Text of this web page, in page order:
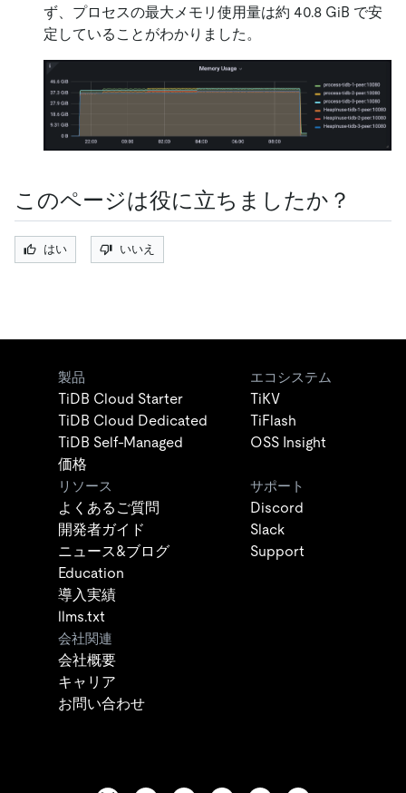
ず、プロセスの最大メモリ使用量は約 40.8 GiB で安
定していることがわかりました。
このページは役に立ちましたか？
はい いいえ
製品
TiDB Cloud Starter
TiDB Cloud Dedicated
TiDB Self-Managed
価格
エコシステム
TiKV
TiFlash
OSS Insight
リソース
よくあるご質問
開発者ガイド
ニュース&ブログ
Education
導入実績
llms.txt
サポート
Discord
Slack
Support
会社関連
会社概要
キャリア
お問い合わせ